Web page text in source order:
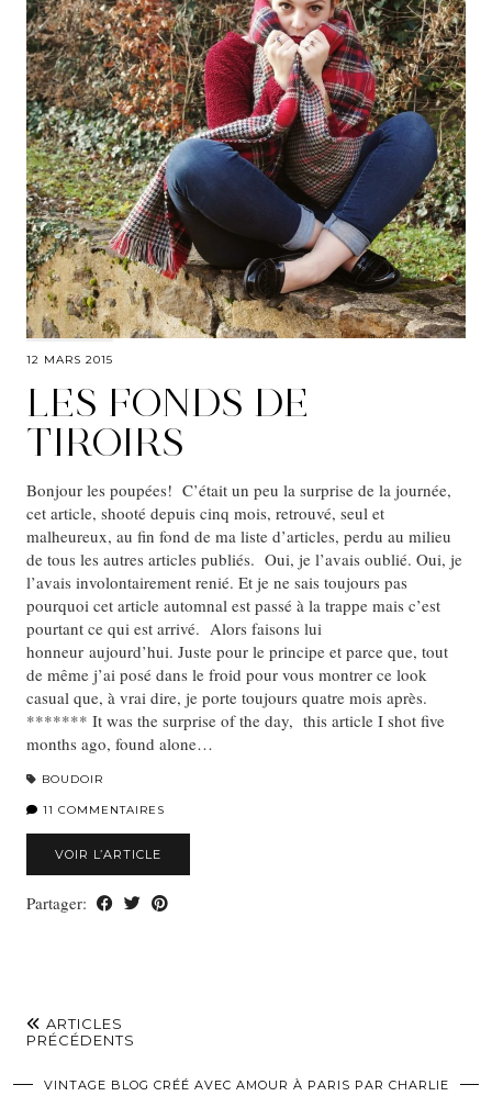
12 MARS 2015
LES FONDS DE
TIROIRS
Bonjour les poupées! C’était un peu la surprise de la journée,
cet article, shooté depuis cinq mois, retrouvé, seul et
malheureux, au fin fond de ma liste d’articles, perdu au milieu
de tous les autres articles publiés. Oui, je l’avais oublié. Oui, je
l’avais involontairement renié. Et je ne sais toujours pas
pourquoi cet article automnal est passé à la trappe mais c’est
pourtant ce qui est arrivé. Alors faisons lui
honneur aujourd’hui. Juste pour le principe et parce que, tout
de même j’ai posé dans le froid pour vous montrer ce look
casual que, à vrai dire, je porte toujours quatre mois après.
******* It was the surprise of the day, this article I shot five
months ago, found alone…
BOUDOIR
11 COMMENTAIRES
VOIR L’ARTICLE
Partager:
ARTICLES
PRÉCÉDENTS
VINTAGE BLOG CRÉÉ AVEC AMOUR À PARIS PAR CHARLIE